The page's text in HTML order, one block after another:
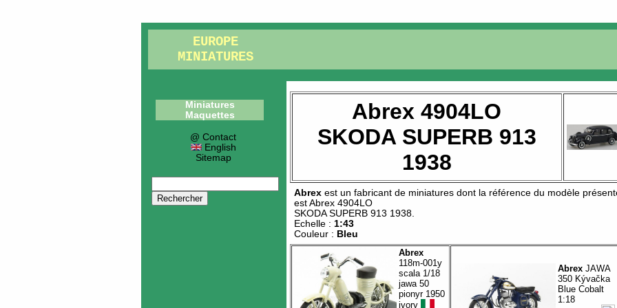
EUROPE
MINIATURES
Miniatures
Maquettes
@ Contact
English
Sitemap
Abrex 4904LO
SKODA SUPERB 913
1938
Abrex est un fabricant de miniatures dont la référence du modèle
estAbrex 4904LO
SKODA SUPERB 913 1938
Echelle : 1:43
Couleur : Bleu
Abrex
118m-001y
scala 1/18
jawa 50
pionyr 1950
ivory
AbrexJAWA
350 Kývačka
Blue Cobalt
1:18